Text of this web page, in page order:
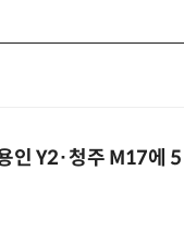
인 Y2·청주 M17에 5